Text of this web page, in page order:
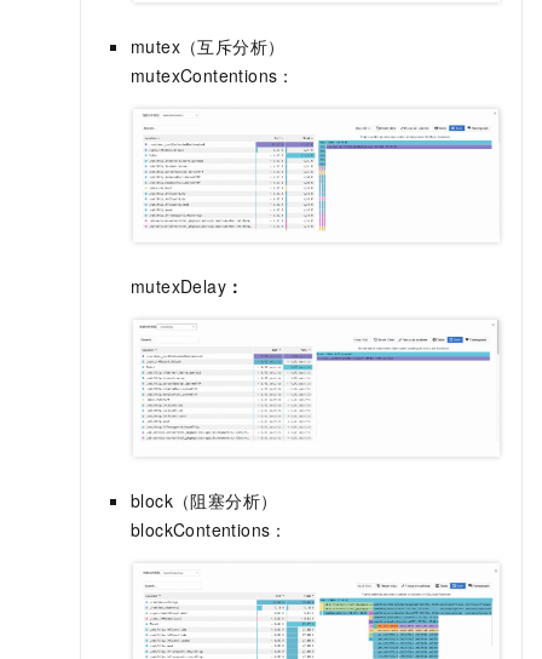
mutex（互斥分析）
mutexContentions：
mutexDelay ：
block（阻塞分析）
blockContentions：